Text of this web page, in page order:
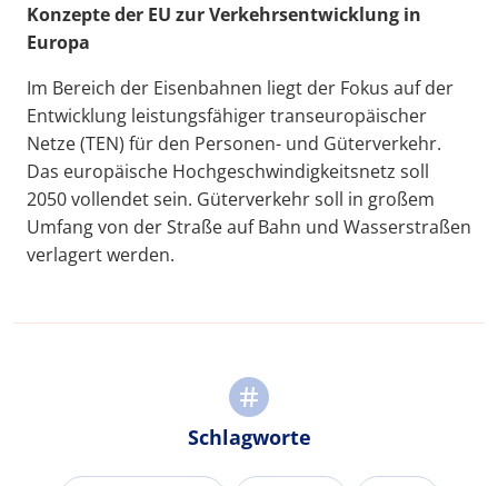
Konzepte der EU zur Verkehrsentwicklung in
Europa
Im Bereich der Eisenbahnen liegt der Fokus auf der
Entwicklung leistungsfähiger transeuropäischer
Netze (TEN) für den Personen- und Güterverkehr.
Das europäische Hochgeschwindigkeitsnetz soll
2050 vollendet sein. Güterverkehr soll in großem
Umfang von der Straße auf Bahn und Wasserstraßen
verlagert werden.
Schlagworte